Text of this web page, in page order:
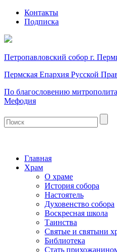
Контакты
Подписка
Петропавловский собор г.
Пермская Епархия Русской
По благословению
Мефодия
Главная
Храм
О храме
История собора
Настоятель
Духовенство собора
Воскресная школа
Таинства
Святые и святыни
Библиотека
Стать